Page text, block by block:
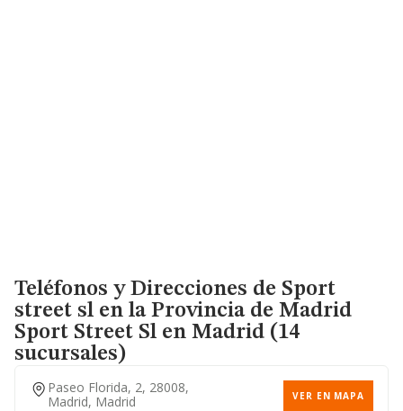
Teléfonos y Direcciones de Sport
street sl en la Provincia de Madrid
Sport Street Sl en Madrid (14
sucursales)
Paseo Florida, 2, 28008,
Madrid, Madrid
VER EN MAPA